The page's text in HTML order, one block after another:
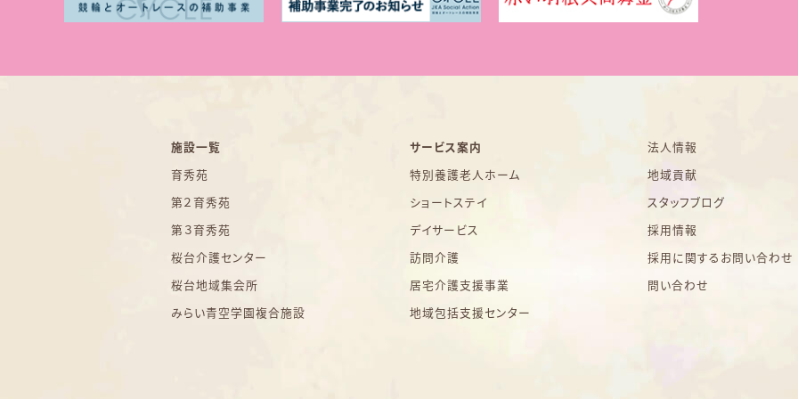
施設一覧
育秀苑
第２育秀苑
第３育秀苑
桜台介護センター
桜台地域集会所
みらい青空学園複合施設
サービス案内
特別養護老人ホーム
ショートステイ
デイサービス
訪問介護
居宅介護支援事業
地域包括支援センター
法人情報
地域貢献
スタッフブログ
採用情報
採用に関するお問い合わせ
問い合わせ